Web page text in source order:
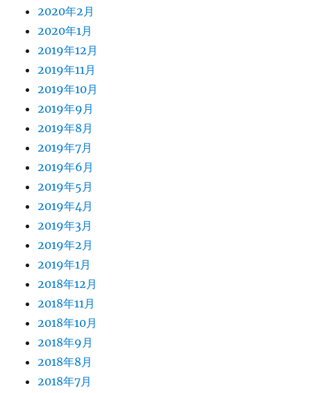
2020年2月
2020年1月
2019年12月
2019年11月
2019年10月
2019年9月
2019年8月
2019年7月
2019年6月
2019年5月
2019年4月
2019年3月
2019年2月
2019年1月
2018年12月
2018年11月
2018年10月
2018年9月
2018年8月
2018年7月